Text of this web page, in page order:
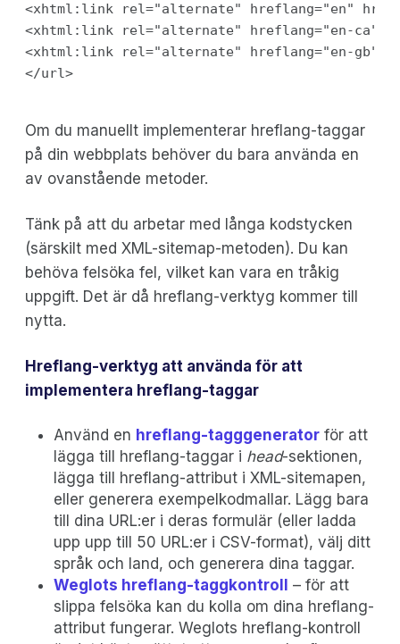
<xhtml:link rel="alternate" hreflang="en"
<xhtml:link rel="alternate" hreflang="en-ca"
<xhtml:link rel="alternate" hreflang="en-gb"
Om du manuellt implementerar hreflang-taggar
på din webbplats behöver du bara använda en
av ovanstående metoder.
Tänk på att du arbetar med långa kodstycken
(särskilt med XML-sitemap-metoden). Du kan
behöva felsöka fel, vilket kan vara en tråkig
uppgift. Det är då hreflang-verktyg kommer till
nytta.
Hreflang-verktyg att använda för att
implementera hreflang-taggar
Använd en hreflang-tagggenerator för att
lägga till hreflang-taggar i head-sektionen,
lägga till hreflang-attribut i XML-sitemapen,
eller generera exempelkodmallar. Lägg bara
till dina URL:er i deras formulär (eller ladda
upp upp till 50 URL:er i CSV-format), välj ditt
språk och land, och generera dina taggar.
Weglots hreflang-taggkontroll
– för att
slippa felsöka kan du kolla om dina hreflang-
attribut fungerar. Weglots hreflang-kontroll